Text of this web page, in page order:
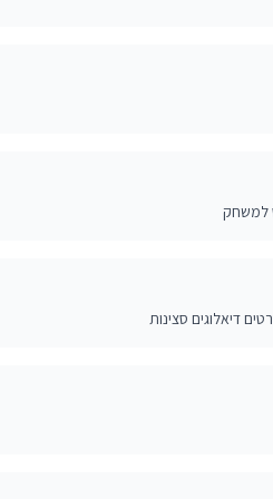
למשחק
דיאלוגים סצינות